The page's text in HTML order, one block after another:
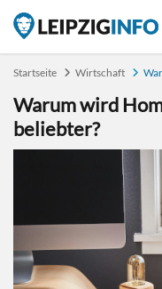
Startseite Wirtschaft
Warum wird
beliebter?